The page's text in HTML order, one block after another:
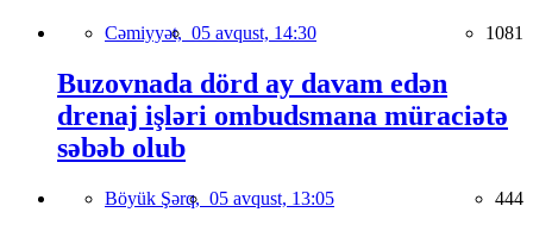
Cəmiyyət, 05 avqust, 14:30 1081
Buzovnada dörd ay davam edən
drenaj işləri ombudsmana müraciətə
səbəb olub
Böyük Şərq, 05 avqust, 13:05 444